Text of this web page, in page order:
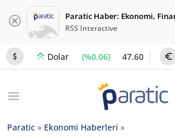
Paratic Haber: Ekonomi,
RSS Interactive
Dolar (%0.06) 47.60
Paratic » Ekonomi Haberleri »